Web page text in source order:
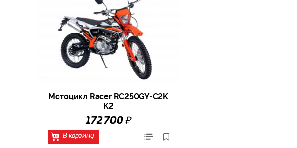
Мотоцикл Racer RC250GY-C2K
K2
172 700 ₽
В корзину